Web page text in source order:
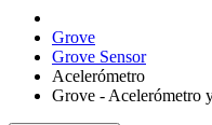
Grove
Grove Sensor
Acelerómetro
Grove - Acelerómetro